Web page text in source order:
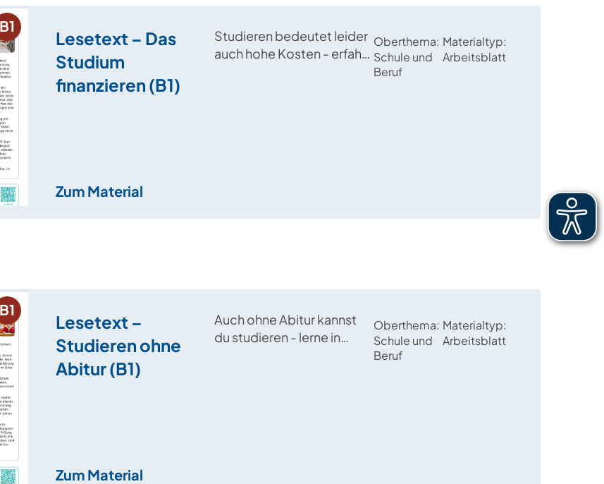
B1
Lesetext – Das
Studium
finanzieren (B1)
Studieren bedeutet leider
auch hohe Kosten - erfahrt
Oberthema
Schule und
Beruf
Materialtyp
Arbeitsblatt
Zum Material
B1
Lesetext –
Studieren ohne
Abitur (B1)
Auch ohne Abitur kannst
du studieren - lerne in
Oberthema
Schule und
Beruf
Materialtyp
Arbeitsblatt
Zum Material